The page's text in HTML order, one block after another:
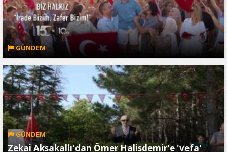
GÜNDEM
GÜNDEM
Zekai Aksakallı'dan Ömer Halisdemir'e 'vefa'